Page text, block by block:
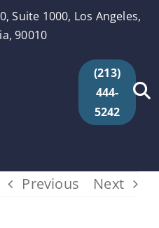
Suite 1000, Los Angeles,
90010
(213)
444-
5242
Previous Next